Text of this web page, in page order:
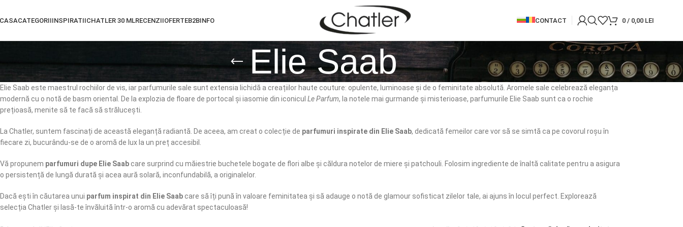
CATEGORIIINSPIRATIICHATLER 30 MLRECENZIIOFERTEB2BINFO CONTACT 0 / 0,00 LEI
Elie Saab
Elie Saab este maestrul rochiilor de vis, iar parfumurile sale sunt extensia lichidă a creațiilor haute couture: opulente, luminoase și de o feminitate absolută. Aromele sale celebrează eleganța
modernă cu o notă de basm oriental. De la explozia de floare de portocal și iasomie din iconicul Le Parfum, la notele mai gurmande și misterioase, parfumurile Elie Saab sunt ca o rochie
prețioasă, menite să te facă să strălucești.
La Chatler, suntem fascinați de această eleganță radiantă. De aceea, am creat o colecție de parfumuri inspirate din Elie Saab, dedicată femeilor care vor să se simtă ca pe covorul roșu în
fiecare zi, bucurându-se de o aromă de lux la un preț accesibil.
Vă propunem parfumuri dupe Elie Saab care surprind cu măiestrie buchetele bogate de flori albe și căldura notelor de miere și patchouli. Folosim ingrediente de înaltă calitate pentru a asigura
o persistență de lungă durată și acea aură solară, inconfundabilă, a originalelor.
Dacă ești în căutarea unui parfum inspirat din Elie Saab care să îți pună în valoare feminitatea și să adauge o notă de glamour sofisticat zilelor tale, ai ajuns în locul perfect. Explorează
selecția Chatler și lasă-te învăluită într-o aromă cu adevărat spectaculoasă!